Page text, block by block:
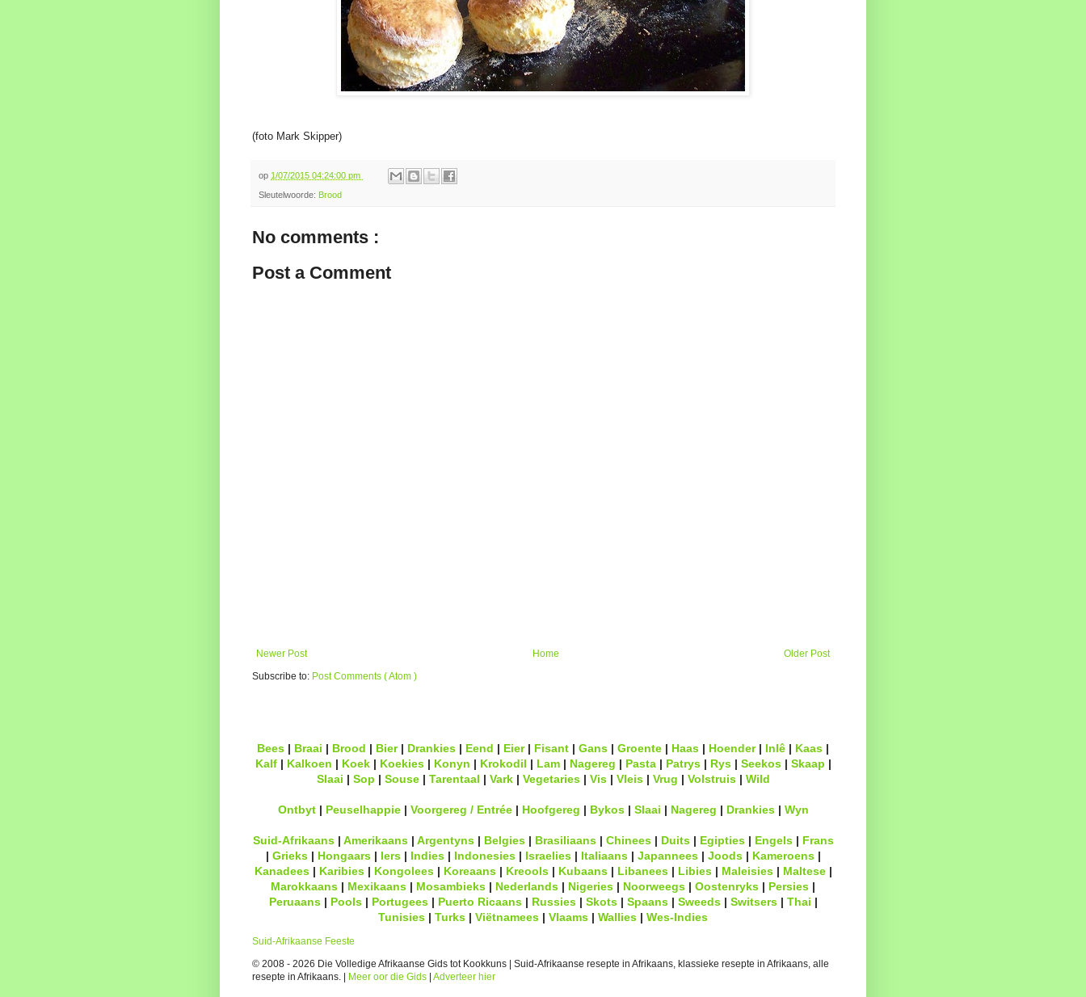
(foto Mark Skipper)
op 1/07/2015 04:24:00 pm
Sleutelwoorde: Brood
No comments :
Post a Comment
Newer Post Older Post
Home
Subscribe to: Post Comments ( Atom )
Bees | Braai | Brood | Bier| Drankies | Eend | Eier| Fisant | Gans | Groente | Haas | Hoender| Inlê | Kaas |
Kalf| Kalkoen | Koek| Koekies| Konyn | Krokodil | Lam| Nagereg | Pasta| Patrys| Rys| Seekos| Skaap |
Slaai | Sop | Souse| Tarentaal | Vark| Vegetaries| Vis| Vleis| Vrug | Volstruis| Wild
Ontbyt| Peuselhappie| Voorgereg / Entrée| Hoofgereg | Bykos| Slaai | Nagereg | Drankies| Wyn
Suid-Afrikaans| Amerikaans| Argentyns| Belgies| Brasiliaans| Chinees| Duits| Egipties| Engels| Frans
| Grieks| Hongaars| Iers| Indies| Indonesies| Israelies| Italiaans| Japannees| Joods| Kameroens|
Kanadees| Karibies| Kongolees| Koreaans| Kreools| Kubaans| Libanees| Libies| Maleisies| Maltese|
Marokkaans | Mexikaans | Mosambieks | Nederlands | Nigeries | Noorweegs | Oostenryks | Persies |
Peruaans| Pools| Portugees| Puerto Ricaans| Russies| Skots| Spaans| Sweeds| Switsers| Thai |
Tunisies | Turks | Viëtnamees | Vlaams | Wallies | Wes-Indies
Suid-Afrikaanse Feeste
© 2008 - 2026 Die Volledige Afrikaanse Gids tot Kookkuns | Suid-Afrikaanse resepte in Afrikaans, klassieke resepte in Afrikaans, alle
resepte in Afrikaans. |
Meer oor die Gids Adverteer hier